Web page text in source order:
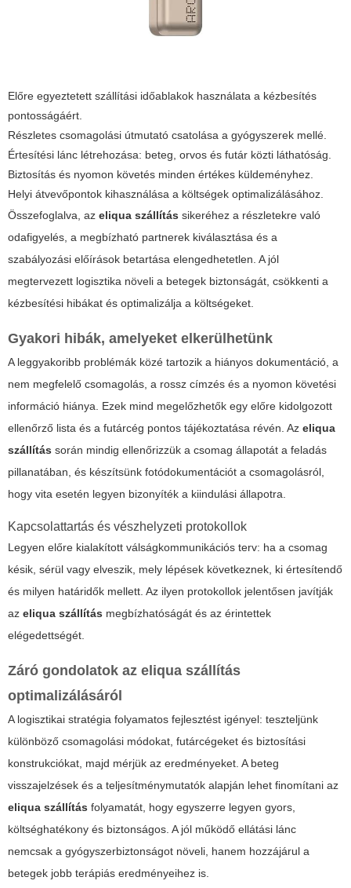
Előre egyeztetett szállítási időablakok használata a kézbesítés
pontosságáért.
Részletes csomagolási útmutató csatolása a gyógyszerek mellé.
Értesítési lánc létrehozása: beteg, orvos és futár közti láthatóság.
Biztosítás és nyomon követés minden értékes küldeményhez.
Helyi átvevőpontok kihasználása a költségek optimalizálásához.
Összefoglalva, az eliqua szállítás sikeréhez a részletekre való
odafigyelés, a megbízható partnerek kiválasztása és a
szabályozási előírások betartása elengedhetetlen. A jól
megtervezett logisztika növeli a betegek biztonságát, csökkenti a
kézbesítési hibákat és optimalizálja a költségeket.
Gyakori hibák, amelyeket elkerülhetünk
A leggyakoribb problémák közé tartozik a hiányos dokumentáció, a
nem megfelelő csomagolás, a rossz címzés és a nyomon követési
információ hiánya. Ezek mind megelőzhetők egy előre kidolgozott
ellenőrző lista és a futárcég pontos tájékoztatása révén. Az eliqua
szállítás során mindig ellenőrizzük a csomag állapotát a feladás
pillanatában, és készítsünk fotódokumentációt a csomagolásról,
hogy vita esetén legyen bizonyíték a kiindulási állapotra.
Kapcsolattartás és vészhelyzeti protokollok
Legyen előre kialakított válságkommunikációs terv: ha a csomag
késik, sérül vagy elveszik, mely lépések következnek, ki értesítendő
és milyen határidők mellett. Az ilyen protokollok jelentősen javítják
az eliqua szállítás megbízhatóságát és az érintettek
elégedettségét.
Záró gondolatok az eliqua szállítás
optimalizálásáról
A logisztikai stratégia folyamatos fejlesztést igényel: teszteljünk
különböző csomagolási módokat, futárcégeket és biztosítási
konstrukciókat, majd mérjük az eredményeket. A beteg
visszajelzések és a teljesítménymutatók alapján lehet finomítani az
eliqua szállítás folyamatát, hogy egyszerre legyen gyors,
költséghatékony és biztonságos. A jól működő ellátási lánc
nemcsak a gyógyszerbiztonságot növeli, hanem hozzájárul a
betegek jobb terápiás eredményeihez is.